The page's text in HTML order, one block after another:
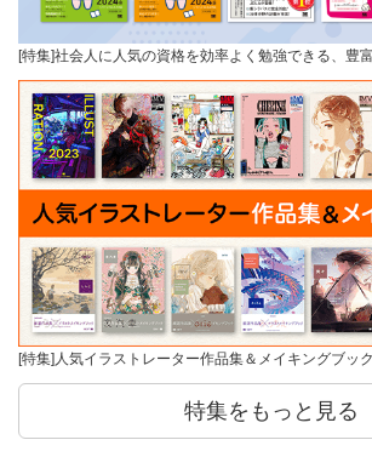
[特集]社会人に人気の資格を効率よく勉強できる、豊
[特集]人気イラストレーター作品集＆メイキングブック
特集をもっと見る